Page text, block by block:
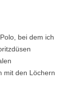
bei dem ich
mit den Löchern